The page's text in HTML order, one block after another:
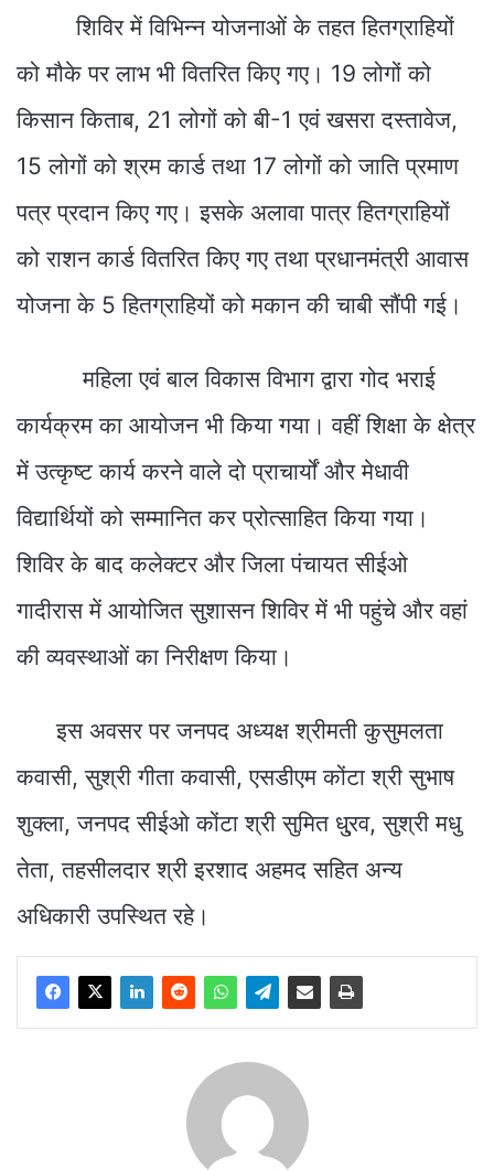
शिविर में विभिन्न योजनाओं के तहत हितग्राहियों
को मौके पर लाभ भी वितरित किए गए। 19 लोगों को
किसान किताब, 21 लोगों को बी-1 एवं खसरा दस्तावेज,
15 लोगों को श्रम कार्ड तथा 17 लोगों को जाति प्रमाण
पत्र प्रदान किए गए। इसके अलावा पात्र हितग्राहियों
को राशन कार्ड वितरित किए गए तथा प्रधानमंत्री आवास
योजना के 5 हितग्राहियों को मकान की चाबी सौंपी गई।
महिला एवं बाल विकास विभाग द्वारा गोद भराई
कार्यक्रम का आयोजन भी किया गया। वहीं शिक्षा के क्षेत्र
में उत्कृष्ट कार्य करने वाले दो प्राचार्यों और मेधावी
विद्यार्थियों को सम्मानित कर प्रोत्साहित किया गया।
शिविर के बाद कलेक्टर और जिला पंचायत सीईओ
गादीरास में आयोजित सुशासन शिविर में भी पहुंचे और वहां
की व्यवस्थाओं का निरीक्षण किया।
इस अवसर पर जनपद अध्यक्ष श्रीमती कुसुमलता
कवासी, सुश्री गीता कवासी, एसडीएम कोंटा श्री सुभाष
शुक्ला, जनपद सीईओ कोंटा श्री सुमित धु्रव, सुश्री मधु
तेता, तहसीलदार श्री इरशाद अहमद सहित अन्य
अधिकारी उपस्थित रहे।